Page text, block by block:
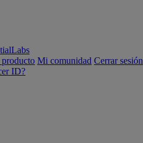
Mi comunidad Cerrar sesión
ID?